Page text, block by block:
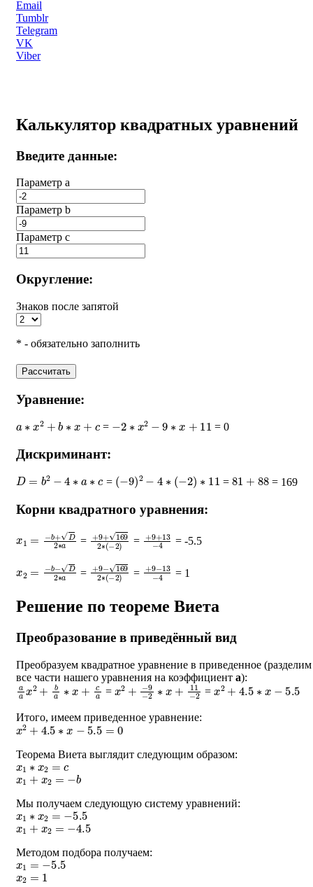
Email
Tumblr
Telegram
VK
Viber
Калькулятор квадратных уравнений
Введите данные:
Параметр a
Параметр b
Параметр с
Округление:
Знаков после запятой
* - обязательно заполнить
Рассчитать
Уравнение:
2 b ∗ = 2∗ 2− ∗ 11 = 0
Дискриминант:
D= 2− a = (− 9)2− ∗ −2 ∗ 11 = 81 + 88 = 169
Корни квадратного уравнения:
+ D2∗ = + 9+ 169 (−2 )
= + 9+ 13 = -5.5
b−D2∗ = +9−169 (−2)
= +9−13 4
= 1
Решение по теореме Виета
Преобразование в приведённый вид
Преобразуем квадратное уравнение в приведенное (разделим
все части нашего уравнения на коэффициент a):
aax2+ba∗x+ca = x2+
−9−2∗x+11−2 =x2+ 4.5∗ 5.5
Итого, имеем приведенное уравнение:
x2+4.5∗x−5.5=0
Теорема Виета выглядит следующим образом:
x1∗x2= c
x1 + x2 =− b
Мы получаем следующую систему уравнений:
x1∗x2=−5.5
x1 + x2 =− 4.5
Методом подбора получаем:
x1=−5.5
x2 =1